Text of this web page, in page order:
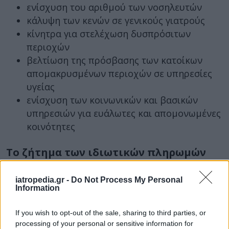
iatropedia.gr - Do Not Process My Personal
Information
If you wish to opt-out of the sale, sharing to third parties, or
processing of your personal or sensitive information for
ενίσχυση του αριθμού των νοσηλευτών
κάλυψη των κενών σε γενικούς γιατρούς
κίνητρα για στελέχωση δυσπρόσιτων
περιοχών
βελτίωση της πρόσβασης των κατοίκων
απομακρυσμένων περιοχών σε υπηρεσίες
υγείας
ενίσχυση των κοινωνικών και βασικών
υπηρεσιών για ευάλωτες και απομονωμένες
κοινότητες
Το ζήτημα των ιδιωτικών πληρωμών
Ένα από τα πιο αιχμηρά σημεία της έκθεσης
αφορά το κόστος που επωμίζονται οι πολίτες.
το σύστημα συμμετοχής των ασθενών στο